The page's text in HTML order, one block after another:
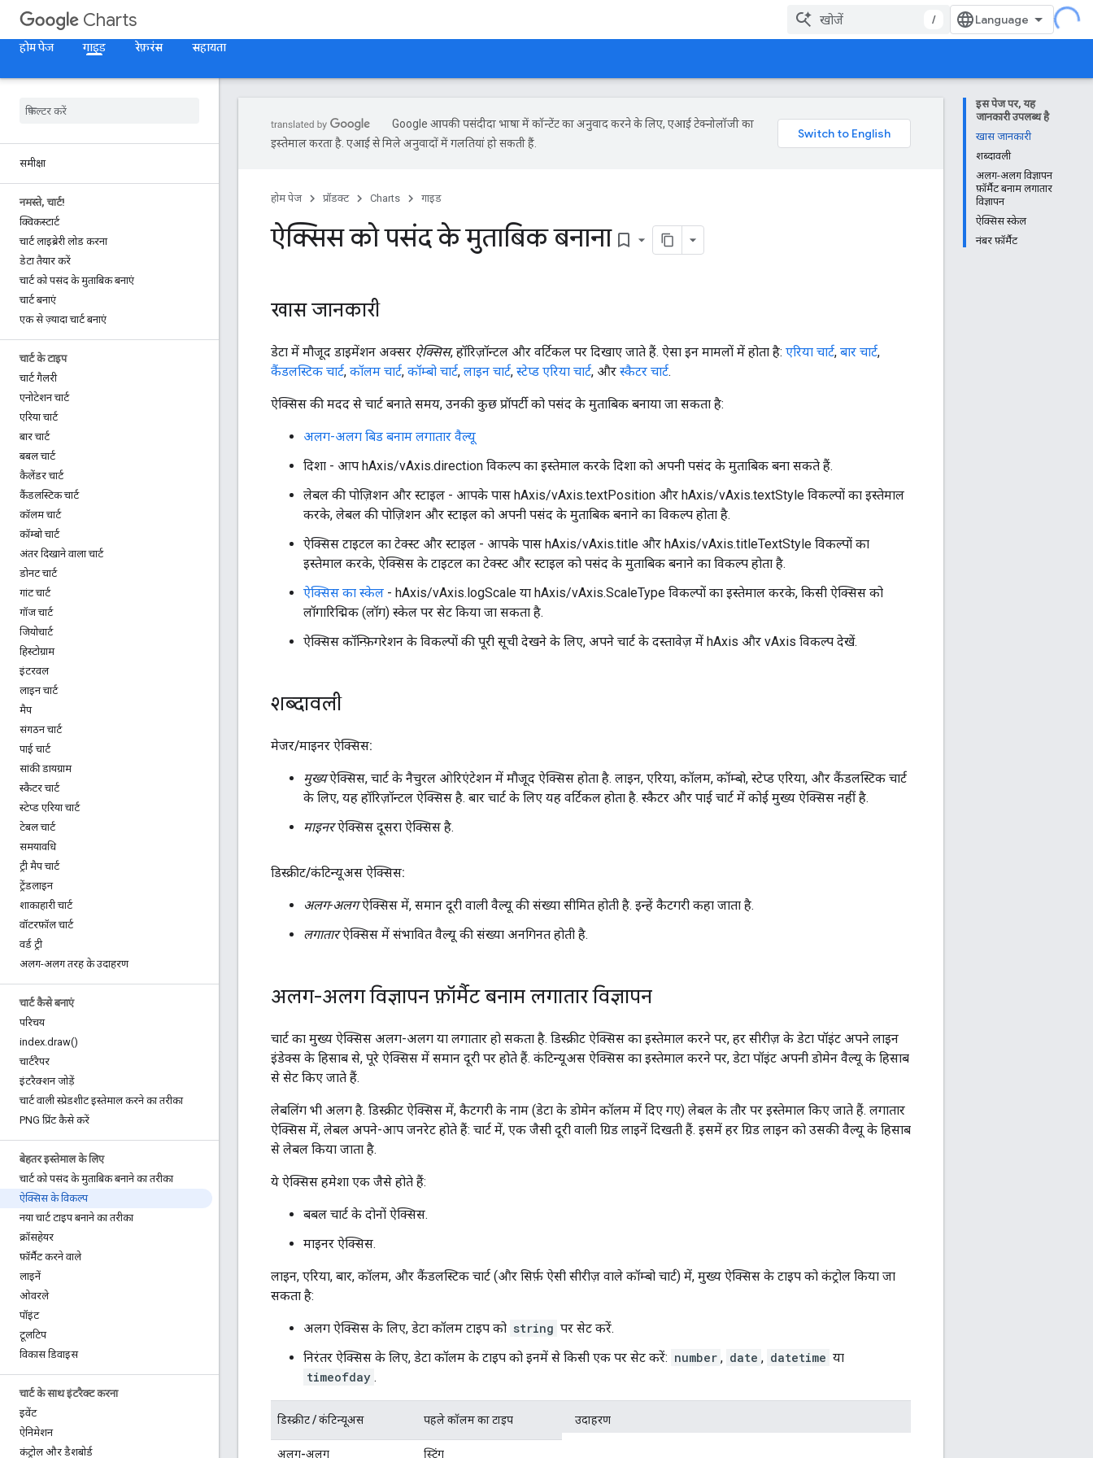
Charts
/
होम पेज
गाइड रेफ़रंस सहायता
समीक्षा
नमस्ते, चार्ट!
क्विकस्टार्ट
चार्ट लाइब्रेरी लोड करना
डेटा तैयार करें
चार्ट को पसंद के मुताबिक बनाएं
चार्ट बनाएं
एक से ज़्यादा चार्ट बनाएं
चार्ट के टाइप
चार्ट गैलरी
एनोटेशन चार्ट
एरिया चार्ट
बार चार्ट
बबल चार्ट
कैलेंडर चार्ट
कैंडलस्टिक चार्ट
कॉलम चार्ट
कॉम्बो चार्ट
अंतर दिखाने वाला चार्ट
डोनट चार्ट
गांट चार्ट
गॉज चार्ट
जियोचार्ट
हिस्टोग्राम
इंटरवल
लाइन चार्ट
मैप
संगठन चार्ट
पाई चार्ट
सांकी डायग्राम
स्कैटर चार्ट
स्टेप्ड एरिया चार्ट
टेबल चार्ट
समयावधि
ट्री मैप चार्ट
ट्रेंडलाइन
शाकाहारी चार्ट
वॉटरफ़ॉल चार्ट
वर्ड ट्री
अलग-अलग तरह के उदाहरण
चार्ट कैसे बनाएं
परिचय
index.draw()
चार्टरैपर
इंटरैक्शन जोड़ें
चार्ट वाली स्प्रेडशीट इस्तेमाल करने का तरीका
PNG प्रिंट कैसे करें
बेहतर इस्तेमाल के लिए
चार्ट को पसंद के मुताबिक बनाने का तरीका
ऐक्सिस के विकल्प
नया चार्ट टाइप बनाने का तरीका
क्रॉसहेयर
फ़ॉर्मैट करने वाले
लाइनें
ओवरले
पॉइंट
टूलटिप
विकास डिवाइस
चार्ट के साथ इंटरैक्ट करना
इवेंट
ऐनिमेशन
कंट्रोल और डैशबोर्ड
इस पेज पर, यह
जानकारी उपलब्ध है
खास जानकारी
शब्दावली
अलग-अलग विज्ञापन
फ़ॉर्मैट बनाम लगातार
विज्ञापन
ऐक्सिस स्केल
नंबर फ़ॉर्मैट
Google आपकी पसंदीदा भाषा में कॉन्टेंट का अनुवाद करने के लिए, एआई टेक्नोलॉजी का
इस्तेमाल करता है. एआई से मिले अनुवादों में गलतियां हो सकती हैं.
होम पेज प्रॉडक्ट Charts गाइड
ऐक्सिस को पसंद के मुताबिक बनाना bookmark_border
खास जानकारी
डेटा में मौजूद डाइमेंशन अक्सर ऐक्सिस, हॉरिज़ॉन्टल और वर्टिकल पर दिखाए जाते हैं. ऐसा इन मामलों में होता है: एरिया चार्ट, बार चार्ट,
कैंडलस्टिक चार्ट, कॉलम चार्ट, कॉम्बो चार्ट, लाइन चार्ट, स्टेप्ड एरिया चार्ट, और स्कैटर चार्ट.
ऐक्सिस की मदद से चार्ट बनाते समय, उनकी कुछ प्रॉपर्टी को पसंद के मुताबिक बनाया जा सकता है:
अलग-अलग बिड बनाम लगातार वैल्यू
दिशा - आप hAxis/vAxis.direction विकल्प का इस्तेमाल करके दिशा को अपनी पसंद के मुताबिक बना सकते हैं.
लेबल की पोज़िशन और स्टाइल - आपके पास hAxis/vAxis.textPosition और hAxis/vAxis.textStyle विकल्पों का इस्तेमाल
करके, लेबल की पोज़िशन और स्टाइल को अपनी पसंद के मुताबिक बनाने का विकल्प होता है.
ऐक्सिस टाइटल का टेक्स्ट और स्टाइल - आपके पास hAxis/vAxis.title और hAxis/vAxis.titleTextStyle विकल्पों का
इस्तेमाल करके, ऐक्सिस के टाइटल का टेक्स्ट और स्टाइल को पसंद के मुताबिक बनाने का विकल्प होता है.
ऐक्सिस का स्केल - hAxis/vAxis.logScale या hAxis/vAxis.ScaleType विकल्पों का इस्तेमाल करके, किसी ऐक्सिस को
लॉगारिद्मिक (लॉग) स्केल पर सेट किया जा सकता है.
ऐक्सिस कॉन्फ़िगरेशन के विकल्पों की पूरी सूची देखने के लिए, अपने चार्ट के दस्तावेज़ में hAxis और vAxis विकल्प देखें.
शब्दावली
मेजर/माइनर ऐक्सिस:
मुख्यऐक्सिस, चार्ट के नैचुरल ओरिएंटेशन में मौजूद ऐक्सिस होता है. लाइन, एरिया, कॉलम, कॉम्बो, स्टेप्ड एरिया, और कैंडलस्टिक चार्ट
के लिए, यह हॉरिज़ॉन्टल ऐक्सिस है. बार चार्ट के लिए यह वर्टिकल होता है. स्कैटर और पाई चार्ट में कोई मुख्य ऐक्सिस नहीं है.
माइनरऐक्सिस दूसरा ऐक्सिस है.
डिस्क्रीट/कंटिन्यूअस ऐक्सिस:
अलग-अलगऐक्सिस में, समान दूरी वाली वैल्यू की संख्या सीमित होती है. इन्हें कैटगरी कहा जाता है.
लगातारऐक्सिस में संभावित वैल्यू की संख्या अनगिनत होती है.
अलग-अलग विज्ञापन फ़ॉर्मैट बनाम लगातार विज्ञापन
चार्ट का मुख्य ऐक्सिस अलग-अलग या लगातार हो सकता है. डिस्क्रीट ऐक्सिस का इस्तेमाल करने पर, हर सीरीज़ के डेटा पॉइंट अपने लाइन
इंडेक्स के हिसाब से, पूरे ऐक्सिस में समान दूरी पर होते हैं. कंटिन्यूअस ऐक्सिस का इस्तेमाल करने पर, डेटा पॉइंट अपनी डोमेन वैल्यू के हिसाब
से सेट किए जाते हैं.
लेबलिंग भी अलग है. डिस्क्रीट ऐक्सिस में, कैटगरी के नाम (डेटा के डोमेन कॉलम में दिए गए) लेबल के तौर पर इस्तेमाल किए जाते हैं. लगातार
ऐक्सिस में, लेबल अपने-आप जनरेट होते हैं: चार्ट में, एक जैसी दूरी वाली ग्रिड लाइनें दिखती हैं. इसमें हर ग्रिड लाइन को उसकी वैल्यू के हिसाब
से लेबल किया जाता है.
ये ऐक्सिस हमेशा एक जैसे होते हैं:
बबल चार्ट के दोनों ऐक्सिस.
माइनर ऐक्सिस.
लाइन, एरिया, बार, कॉलम, और कैंडलस्टिक चार्ट (और सिर्फ़ ऐसी सीरीज़ वाले कॉम्बो चार्ट) में, मुख्य ऐक्सिस के टाइप को कंट्रोल किया जा
सकता है:
अलग ऐक्सिस के लिए, डेटा कॉलम टाइप को string पर सेट करें.
निरंतर ऐक्सिस के लिए, डेटा कॉलम के टाइप को इनमें से किसी एक पर सेट करें: number , date , datetime या
timeofday .
डिस्क्रीट / कंटिन्यूअस पहले कॉलम का टाइप उदाहरण
अलग-अलग स्ट्रिंग